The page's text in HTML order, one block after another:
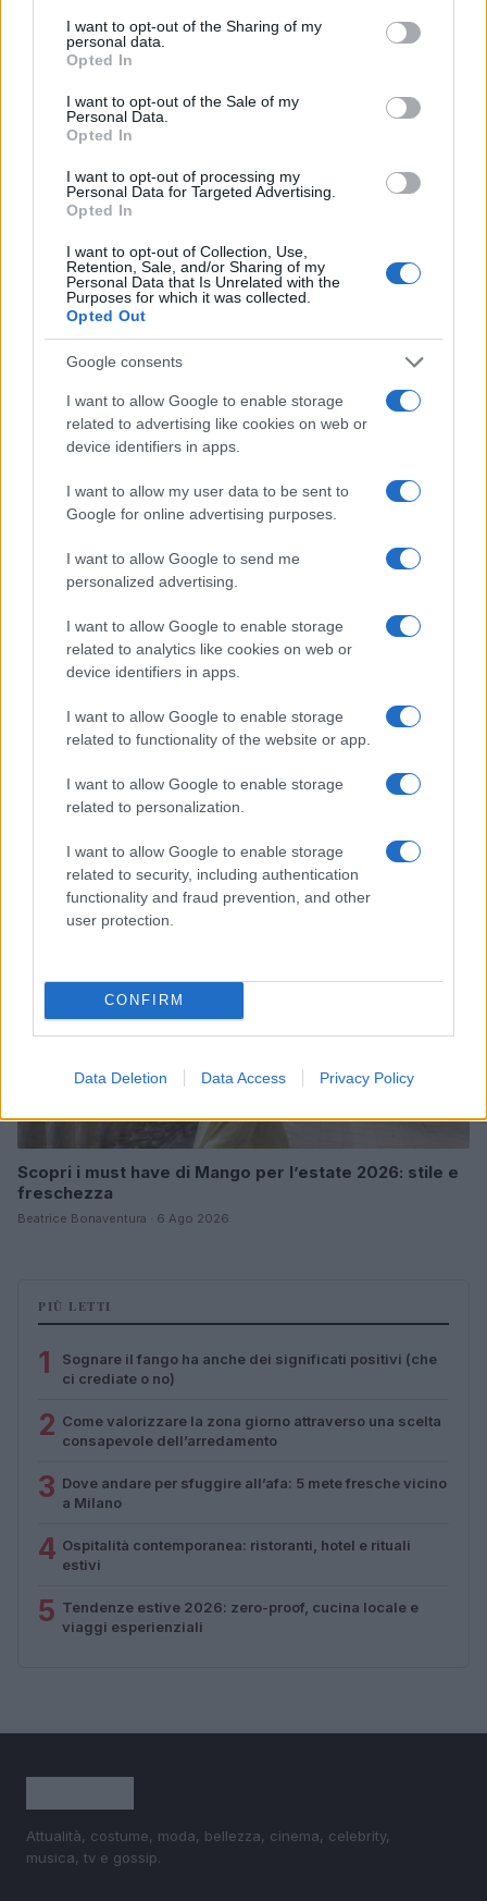
not limited to your visit or usage behaviour. You may click to
grant or deny consent to Google and its third-party tags to
use your data for below specified purposes in below Google
consent section.
I want to opt-out of the Sharing of my
personal data.
Opted In
I want to opt-out of the Sale of my
Personal Data.
Opted In
I want to opt-out of processing my
Personal Data for Targeted Advertising.
Opted In
I want to opt-out of Collection, Use,
Retention, Sale, and/or Sharing of my
Personal Data that Is Unrelated with the
Purposes for which it was collected.
Opted Out
Google consents
I want to allow Google to enable storage
related to advertising like cookies on web or
device identifiers in apps.
I want to allow my user data to be sent to
Google for online advertising purposes.
I want to allow Google to send me
personalized advertising.
I want to allow Google to enable storage
related to analytics like cookies on web or
device identifiers in apps.
I want to allow Google to enable storage
related to functionality of the website or app.
I want to allow Google to enable storage
related to personalization.
I want to allow Google to enable storage
related to security, including authentication
functionality and fraud prevention, and other
user protection.
CONFIRM
Data Deletion Data Access Privacy Policy
Continua a leggere
LIFESTYLE
Dove si terrà Vogue World nel 2027: la scelta di San
Francisco
Matteo Pellegrino · 6 Ago 2026
Come riconoscere e risolvere i problemi della lavanda
nel tuo giardino
Beatrice Bonaventura · 6 Ago 2026
LIFESTYLE
Scopri i must have di Mango per l’estate 2026: stile e
freschezza
Beatrice Bonaventura · 6 Ago 2026
PIÙ LETTI
1
Sognare il fango ha anche dei significati positivi (che
ci crediate o no)
2 Come valorizzare la zona giorno attraverso una scelta
consapevole dell’arredamento
3 Dove andare per sfuggire all’afa: 5 mete fresche vicino
a Milano
4 Ospitalità contemporanea: ristoranti, hotel e rituali
estivi
5 Tendenze estive 2026: zero-proof, cucina locale e
viaggi esperienziali
Attualità, costume, moda, bellezza, cinema, celebrity,
musica, tv e gossip.